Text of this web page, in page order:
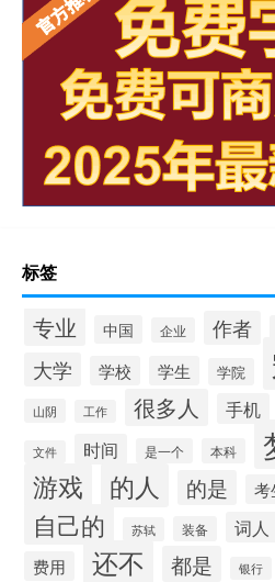
标签
专业 中国 企业 作者
大学 学校 学生 学院
山阴 工作 很多人 手机
文件 时间 是一个 本科
游戏 的人 的是 考
自己的 苏轼 装备 词人
费用 还不 都是 银行